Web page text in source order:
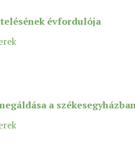
évfordulója
a